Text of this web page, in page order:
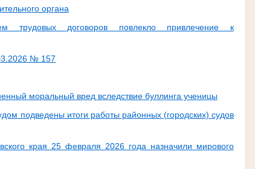
органа
трудовых договоров повлекло привлечение к
№ 157
моральный вред вследствие буллинга ученицы
подведены итоги работы районных (городских) судов
края 25 февраля 2026 года назначили мирового